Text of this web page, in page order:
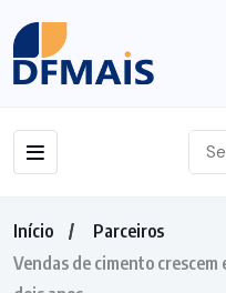
Início
Parceiros
Vendas de cimento